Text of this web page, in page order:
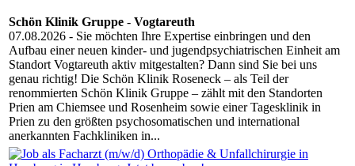
Schön Klinik Gruppe - Vogtareuth
07.08.2026 - Sie möchten Ihre Expertise einbringen und den
Aufbau einer neuen kinder- und jugendpsychiatrischen Einheit am
Standort Vogtareuth aktiv mitgestalten? Dann sind Sie bei uns
genau richtig! Die Schön Klinik Roseneck – als Teil der
renommierten Schön Klinik Gruppe – zählt mit den Standorten
Prien am Chiemsee und Rosenheim sowie einer Tagesklinik in
Prien zu den größten psychosomatischen und international
anerkannten Fachkliniken in...